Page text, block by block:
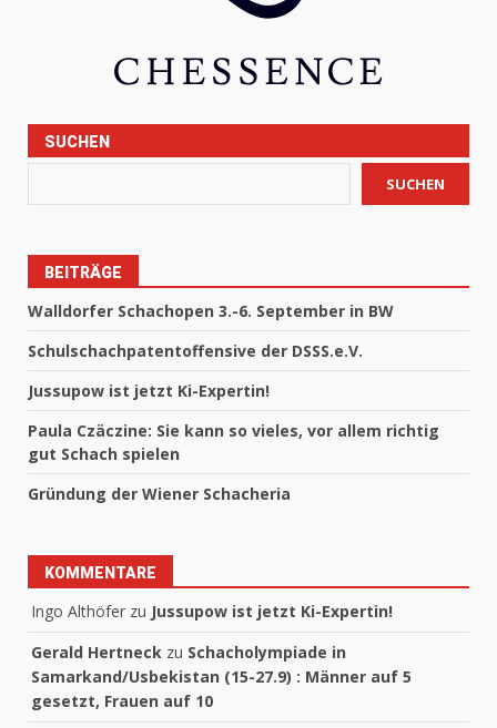
SUCHEN
SUCHEN
BEITRÄGE
Walldorfer Schachopen 3.-6. September in BW
Schulschachpatentoffensive der DSSS.e.V.
Jussupow ist jetzt Ki-Expertin!
Paula Czäczine: Sie kann so vieles, vor allem richtig
gut Schach spielen
Gründung der Wiener Schacheria
KOMMENTARE
Ingo Althöfer zu Jussupow ist jetzt Ki-Expertin!
Gerald Hertneck zu Schacholympiade in
Samarkand/Usbekistan (15-27.9) : Männer auf 5
gesetzt, Frauen auf 10